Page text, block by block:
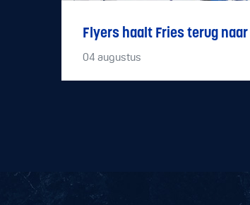
Flyers haalt Fries terug
04 augustus